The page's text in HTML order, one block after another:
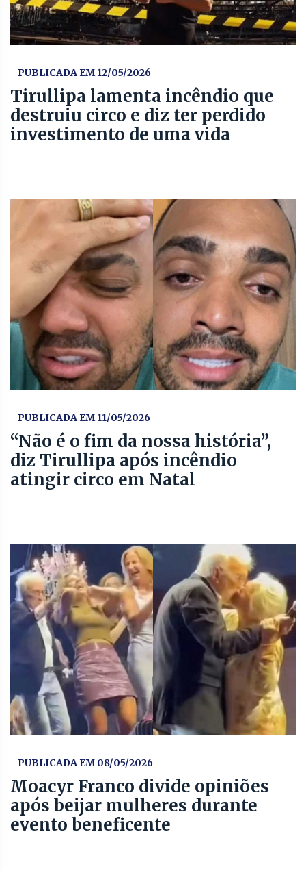
- PUBLICADA EM 12/05/2026
Tirullipa lamenta incêndio que
destruiu circo e diz ter perdido
investimento de uma vida
- PUBLICADA EM 11/05/2026
“Não é o fim da nossa história”,
diz Tirullipa após incêndio
atingir circo em Natal
- PUBLICADA EM 08/05/2026
Moacyr Franco divide opiniões
após beijar mulheres durante
evento beneficente